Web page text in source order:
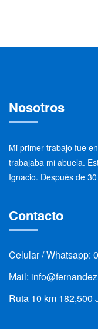
Nosotros
Mi primer trabajo fue
trabajaba mi abuela.
Ignacio. Después de
Contacto
Celular / Whatsapp:
Mail:
Ruta 10 km 182,500